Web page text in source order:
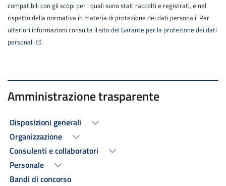
compatibili con gli scopi per i quali sono stati raccolti e registrati, e nel
rispetto della normativa in materia di protezione dei dati personali. Per
ulteriori informazioni consulta il sito del Garante per la protezione dei dati
personali
.
Amministrazione trasparente
Disposizioni generali
Organizzazione
Consulenti e collaboratori
Personale
Bandi di concorso